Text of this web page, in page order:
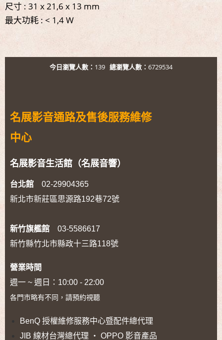
尺寸 : 31 x 21,6 x 13 mm
最大功耗 : < 1,4 W
今日瀏覽人數： 139 總瀏覽人數： 6729534
名展影音通路及售後服務維修
中心
名展影音生活館（名展音響）
台北館 02-29904365
新北市新莊區思源路192巷72號
新竹旗艦館 03-5586617
新竹縣竹北市縣政十三路118號
營業時間
週一 ~ 週日：10:00 - 22:00
各門市略有不同，請預約視聽
BenQ 授權維修服務中心暨配件總代理
JIB 線材台灣總代理 ‧ OPPO 影音產品